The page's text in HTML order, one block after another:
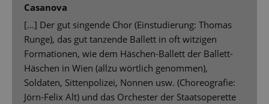
Casanova
[…] Der gut singende Chor (Einstudierung: Thomas
Runge), das gut tanzende Ballett in oft witzigen
Formationen, wie dem Häschen-Ballett der Ballett-
Häschen in Wien (allzu wörtlich genommen),
Soldaten, Sittenpolizei, Nonnen usw. (Choreografie:
Jörn-Felix Alt) und das Orchester der Staatsoperette